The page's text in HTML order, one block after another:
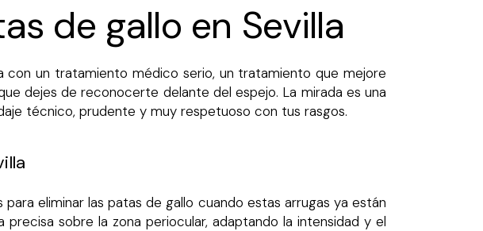
de gallo en Sevilla
con un tratamiento médico serio, un tratamiento que mejore
dejes de reconocerte delante del espejo. La mirada es una
técnico, prudente y muy respetuoso con tus rasgos.
eliminar las patas de gallo cuando estas arrugas ya están
sobre la zona periocular, adaptando la intensidad y el